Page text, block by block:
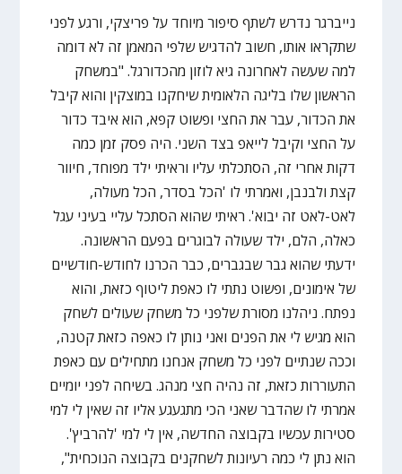
נייברגר נדרש לשתף סיפור מיוחד על פריצקי, ורגע לפני
שתקראו אותו, חשוב להדגיש שלפי המאמן זה לא דומה
למה שעשה לאחרונה גיא לוזון מהכדורגל. "במשחק
הראשון שלו בליגה הלאומית שיחקנו במוצקין והוא קיבל
את הכדור, עבר את החצי ופשוט קפא, הוא איבד כדור
על החצי וקיבל לייאפ בצד השני. היה פסק זמן כמה
דקות אחרי זה, הסתכלתי עליו וראיתי ילד מפוחד, חיוור
קצת ולבנבן, ואמרתי לו 'הכל בסדר, הכל מעולה,
לאט-לאט זה יבוא'. ראיתי שהוא הסתכל עליי בעיני עגל
כאלה, הלם, ילד שעולה לבוגרים בפעם הראשונה.
ידעתי שהוא גבר שבגברים, כבר הכרנו לחודש-חודשיים
של אימונים, ופשוט נתתי לו כאפת ליטוף כזאת, והוא
נפתח. ניהלנו מסורת שלפני כל משחק שעולים לשחק
הוא מגיש לי את הפנים ואני נותן לו כאפה כזאת קטנה,
וככה שנתיים לפני כל משחק אנחנו מתחילים עם כאפת
התעוררות כזאת, זה נהיה חצי מנהג. בשיחה לפני יומיים
אמרתי לו שהדבר שאני הכי מתגעגע אליו זה שאין לי למי
סטירות עכשיו בקבוצה החדשה, אין לי למי 'להרביץ'.
הוא נתן לי כמה רעיונות לשחקנים בקבוצה הנוכחית",